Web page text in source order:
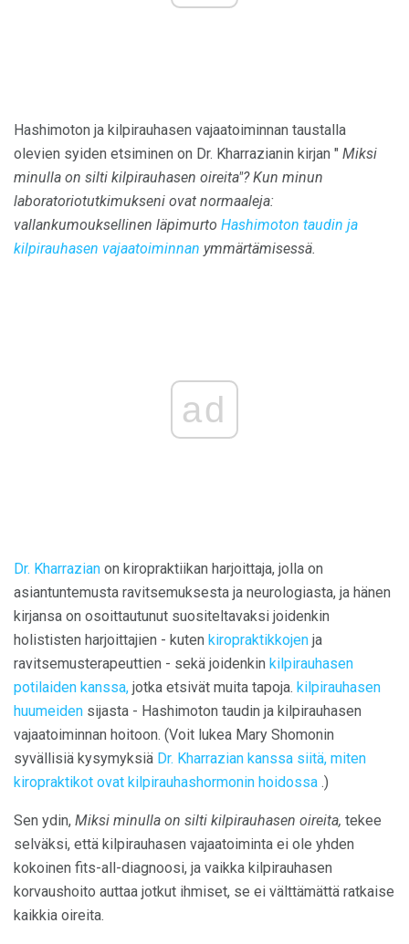
Hashimoton ja kilpirauhasen vajaatoiminnan taustalla
olevien syiden etsiminen on Dr. Kharrazianin kirjan " Miksi
minulla on silti kilpirauhasen oireita"? Kun minun
laboratoriotutkimukseni ovat normaaleja:
vallankumouksellinen läpimurto Hashimoton taudin ja
kilpirauhasen vajaatoiminnan ymmärtämisessä.
ad
Dr. Kharrazian on kiropraktiikan harjoittaja, jolla on
asiantuntemusta ravitsemuksesta ja neurologiasta, ja hänen
kirjansa on osoittautunut suositeltavaksi joidenkin
holististen harjoittajien - kuten kiropraktikkojen ja
ravitsemusterapeuttien - sekä joidenkin kilpirauhasen
potilaiden kanssa, jotka etsivät muita tapoja. kilpirauhasen
huumeiden sijasta - Hashimoton taudin ja kilpirauhasen
vajaatoiminnan hoitoon. (Voit lukea Mary Shomonin
syvällisiä kysymyksiä Dr. Kharrazian kanssa siitä, miten
kiropraktikot ovat kilpirauhashormonin hoidossa .)
Sen ydin, Miksi minulla on silti kilpirauhasen oireita, tekee
selväksi, että kilpirauhasen vajaatoiminta ei ole yhden
kokoinen fits-all-diagnoosi, ja vaikka kilpirauhasen
korvaushoito auttaa jotkut ihmiset, se ei välttämättä ratkaise
kaikkia oireita.